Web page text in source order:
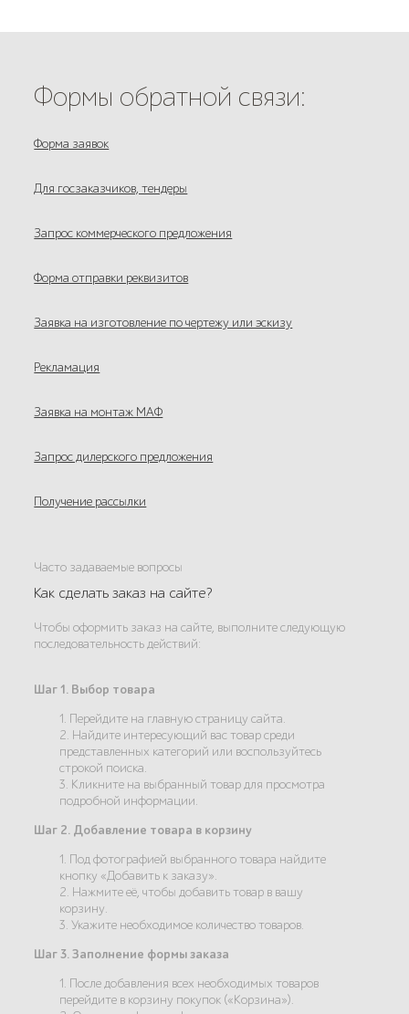
Формы обратной связи:
Форма заявок
Для госзаказчиков, тендеры
Запрос коммерческого предложения
Форма отправки реквизитов
Заявка на изготовление по чертежу или эскизу
Рекламация
Заявка на монтаж МАФ
Запрос дилерского предложения
Получение рассылки
Часто задаваемые вопросы
Как сделать заказ на сайте?
Чтобы оформить заказ на сайте, выполните следующую
последовательность действий:
Шаг 1. Выбор товара
1. Перейдите на главную страницу сайта.
2. Найдите интересующий вас товар среди
представленных категорий или воспользуйтесь
строкой поиска.
3. Кликните на выбранный товар для просмотра
подробной информации.
Шаг 2. Добавление товара в корзину
1. Под фотографией выбранного товара найдите
кнопку «Добавить к заказу».
2. Нажмите её, чтобы добавить товар в вашу
корзину.
3. Укажите необходимое количество товаров.
Шаг 3. Заполнение формы заказа
1. После добавления всех необходимых товаров
перейдите в корзину покупок («Корзина»).